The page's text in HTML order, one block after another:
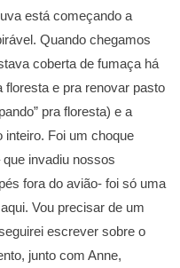
está começando a
Quando chegamos
coberta de fumaça há
e pra renovar pasto
pra floresta) e a
inteiro. Foi um choque
invadiu nossos
fora do avião- foi só uma
Vou precisar de um
escrever sobre o
junto com Anne,